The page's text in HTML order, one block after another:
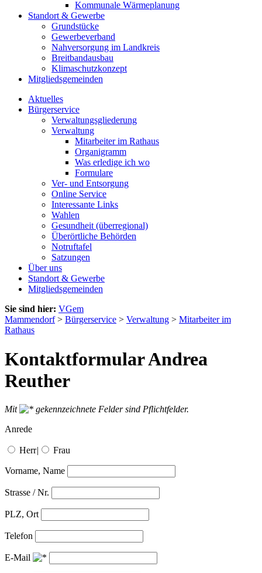
Kommunale Wärmeplanung
Standort & Gewerbe
Grundstücke
Gewerbeverband
Nahversorgung im Landkreis
Breitbandausbau
Klimaschutzkonzept
Mitgliedsgemeinden
Aktuelles
Bürgerservice
Verwaltungsgliederung
Verwaltung
Mitarbeiter im Rathaus
Organigramm
Was erledige ich wo
Formulare
Ver- und Entsorgung
Online Service
Interessante Links
Wahlen
Gesundheit (überregional)
Überörtliche Behörden
Notruftafel
Satzungen
Über uns
Standort & Gewerbe
Mitgliedsgemeinden
Sie sind hier: VGem
Mammendorf> Bürgerservice > Verwaltung > Mitarbeiter im
Rathaus
Kontaktformular Andrea
Reuther
Mit
gekennzeichnete Felder sind Pflichtfelder.
Anrede
Herr| Frau
Vorname, Name
Strasse / Nr.
PLZ, Ort
Telefon
E-Mail